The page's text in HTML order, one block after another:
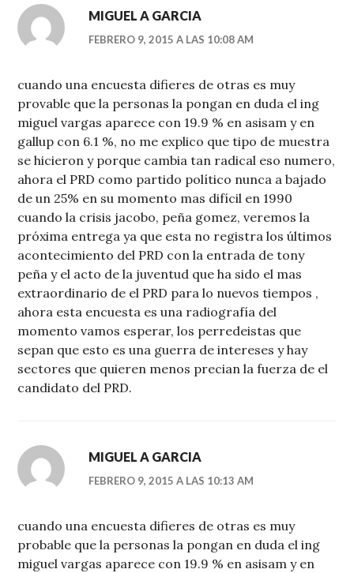
MIGUEL A GARCIA
FEBRERO 9, 2015 A LAS 10:08 AM
cuando una encuesta difieres de otras es muy
provable que la personas la pongan en duda el ing
miguel vargas aparece con 19.9 % en asisam y en
gallup con 6.1 %, no me explico que tipo de muestra
se hicieron y porque cambia tan radical eso numero,
ahora el PRD como partido político nunca a bajado
de un 25% en su momento mas difícil en 1990
cuando la crisis jacobo, peña gomez, veremos la
próxima entrega ya que esta no registra los últimos
acontecimiento del PRD con la entrada de tony
peña y el acto de la juventud que ha sido el mas
extraordinario de el PRD para lo nuevos tiempos ,
ahora esta encuesta es una radiografía del
momento vamos esperar, los perredeistas que
sepan que esto es una guerra de intereses y hay
sectores que quieren menos precian la fuerza de el
candidato del PRD.
MIGUEL A GARCIA
FEBRERO 9, 2015 A LAS 10:13 AM
cuando una encuesta difieres de otras es muy
probable que la personas la pongan en duda el ing
miguel vargas aparece con 19.9 % en asisam y en